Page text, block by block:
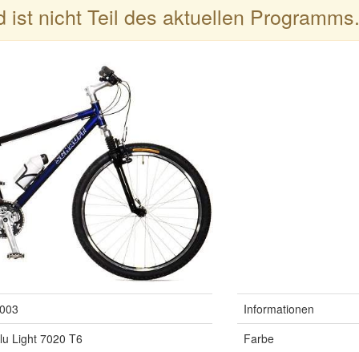
ist nicht Teil des aktuellen Programms.
Light 7020 T6
Informationen
Farbe